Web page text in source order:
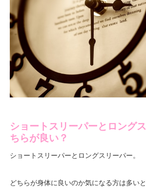
ショートスリーパーとロング
ちらが良い？
ショートスリーパーとロングスリーパー。
どちらが身体に良いのか気になる方は多い